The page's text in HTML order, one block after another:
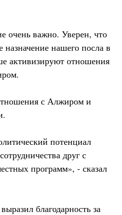
очень важно. Уверен, что
назначение нашего посла в
активизируют отношения
с Алжиром и
потенциал
друг с
программ», - сказал
благодарность за